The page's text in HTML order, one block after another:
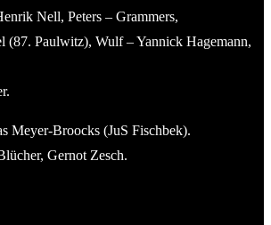
Nell, Peters – Grammers,
(87. Paulwitz), Wulf – Yannick Hagemann,
Meyer-Broocks (JuS Fischbek).
Gernot Zesch.